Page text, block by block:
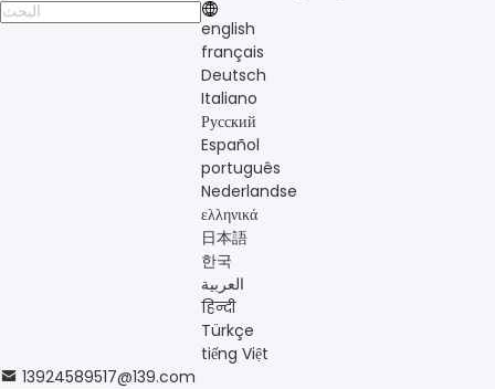
english
français
Deutsch
Italiano
Русский
Español
português
Nederlandse
ελληνικά
日本語
한국
العربية
हिन्दी
Türkçe
tiếng Việt
13924589517@139.com